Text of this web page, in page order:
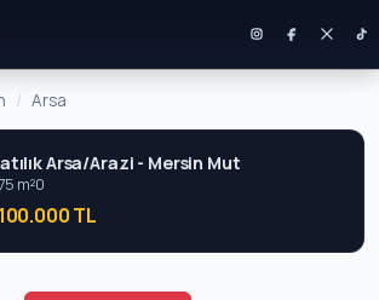
Arsa
Arsa/Arazi - Mersin Mut
m²0
TL